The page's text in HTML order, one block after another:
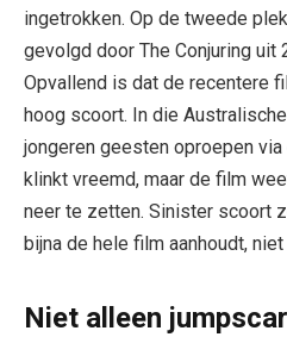
ingetrokken. Op de tweede
gevolgd door The Conjuring
Opvallend is dat de recentere
hoog scoort. In die
jongeren geesten oproepen
klinkt vreemd, maar de film
neer te zetten. Sinister scoort
bijna de hele film aanhoudt,
Niet alleen